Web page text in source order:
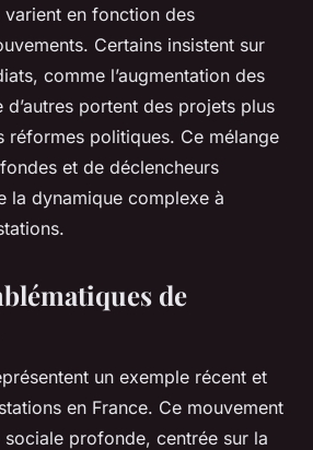
en fonction des
Certains insistent sur
comme l’augmentation des
d’autres portent des projets plus
réformes politiques. Ce mélange
et de déclencheurs
la dynamique complexe à
de
un exemple récent et
en France. Ce mouvement
sociale profonde, centrée sur la